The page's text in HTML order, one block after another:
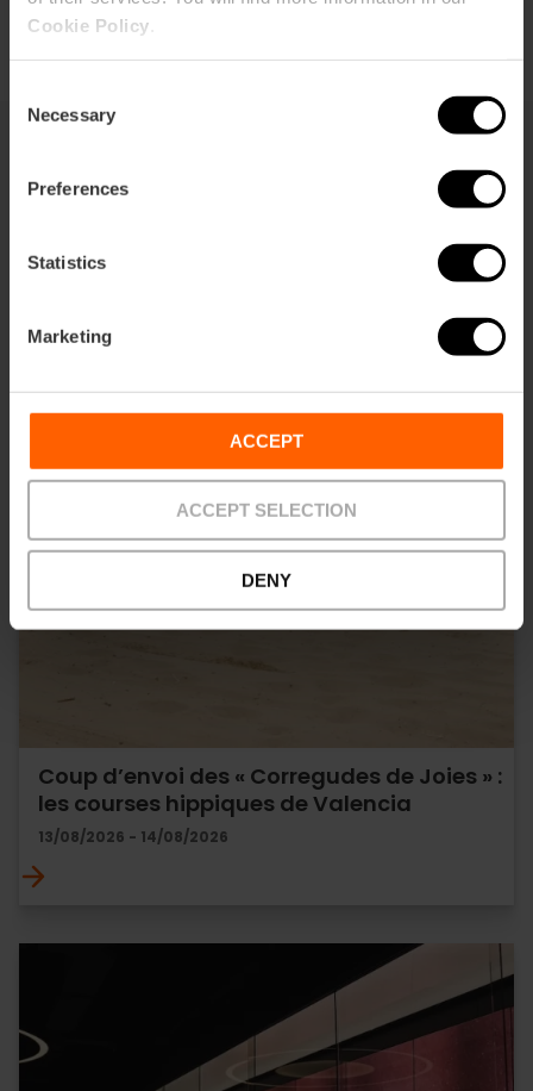
Cookie Policy
Selection
Necessary
Preferences
Statistics
Marketing
ACCEPT
ACCEPT SELECTION
DENY
Vous pouvez aussi être intéressé
Coup d’envoi des « Corregudes de Joies » :
les courses hippiques de Valencia
13/08/2026 - 14/08/2026